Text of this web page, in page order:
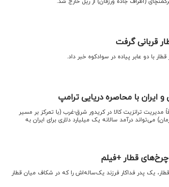
قربانی گرفت
با دو عابر پیاده در سوادکوه خبر داد.
با محاصره دریایی ترامپ
مدیریت ترانزیت کالا در کریدور شرق-غرب (با تمرکز بر مسیر
می‌تواند درآمد سالانه یک میلیارد دلاری برای ایران به
قطار +فیلم
یک پدر فداکار فرزند یک‌ساله‌اش را که در شکاف میان قطار